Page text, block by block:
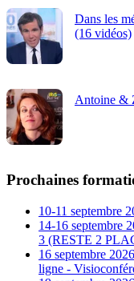
Dans les
(16 vidéos)
Antoine &
Prochaines
10-11 septembre
14-16 septembre
3 (RESTE 2
16 septembre
ligne -